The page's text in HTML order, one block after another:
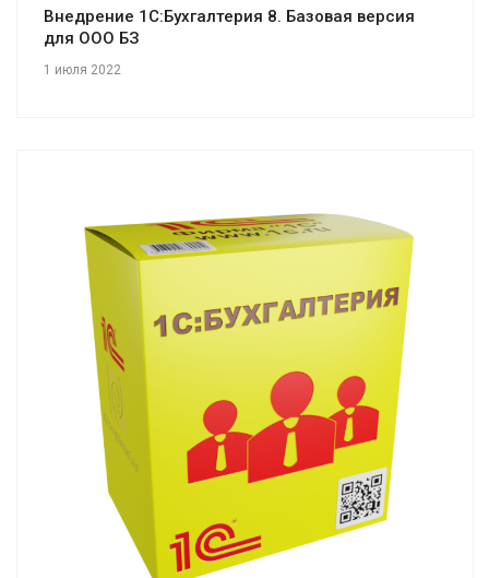
Внедрение 1С:Бухгалтерия 8. Базовая версия
для ООО БЗ
1 июля 2022
Смотреть проект